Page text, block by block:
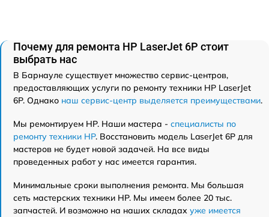
Почему для ремонта HP LaserJet 6P стоит
выбрать нас
В Барнауле существует множество сервис-центров,
предоставляющих услуги по ремонту техники HP LaserJet
6P. Однако наш сервис-центр выделяется преимуществами.
Мы ремонтируем HP. Наши мастера - специалисты по
ремонту техники HP. Восстановить модель LaserJet 6P для
мастеров не будет новой задачей. На все виды
проведенных работ у нас имеется гарантия.
Минимальные сроки выполнения ремонта. Мы большая
сеть мастерских техники HP. Мы имеем более 20 тыс.
запчастей. И возможно на наших складах уже имеется